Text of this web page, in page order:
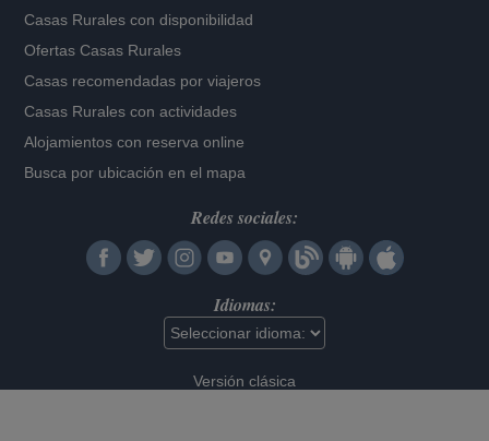
Casas Rurales con disponibilidad
Ofertas Casas Rurales
Casas recomendadas por viajeros
Casas Rurales con actividades
Alojamientos con reserva online
Busca por ubicación en el mapa
Redes sociales:
Idiomas:
Versión clásica